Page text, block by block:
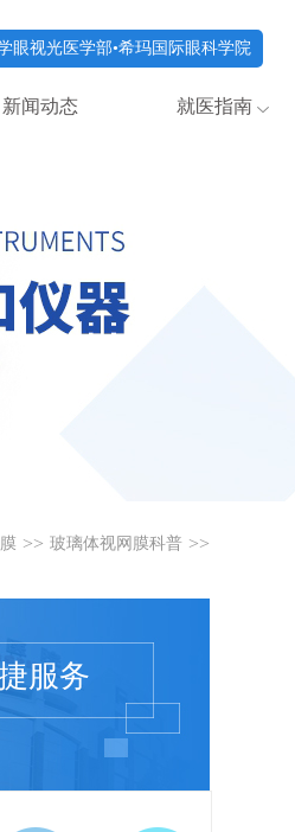
眼视光医学部•希玛国际眼科学院
新闻动态 就医指南
>> 玻璃体视网膜科普 >>
服务